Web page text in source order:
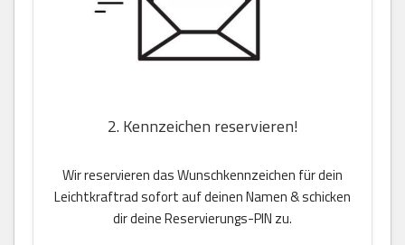
2. Kennzeichen reservieren!
Wir reservieren das Wunschkennzeichen für dein
Leichtkraftrad sofort auf deinen Namen & schicken
dir deine Reservierungs-PIN zu.